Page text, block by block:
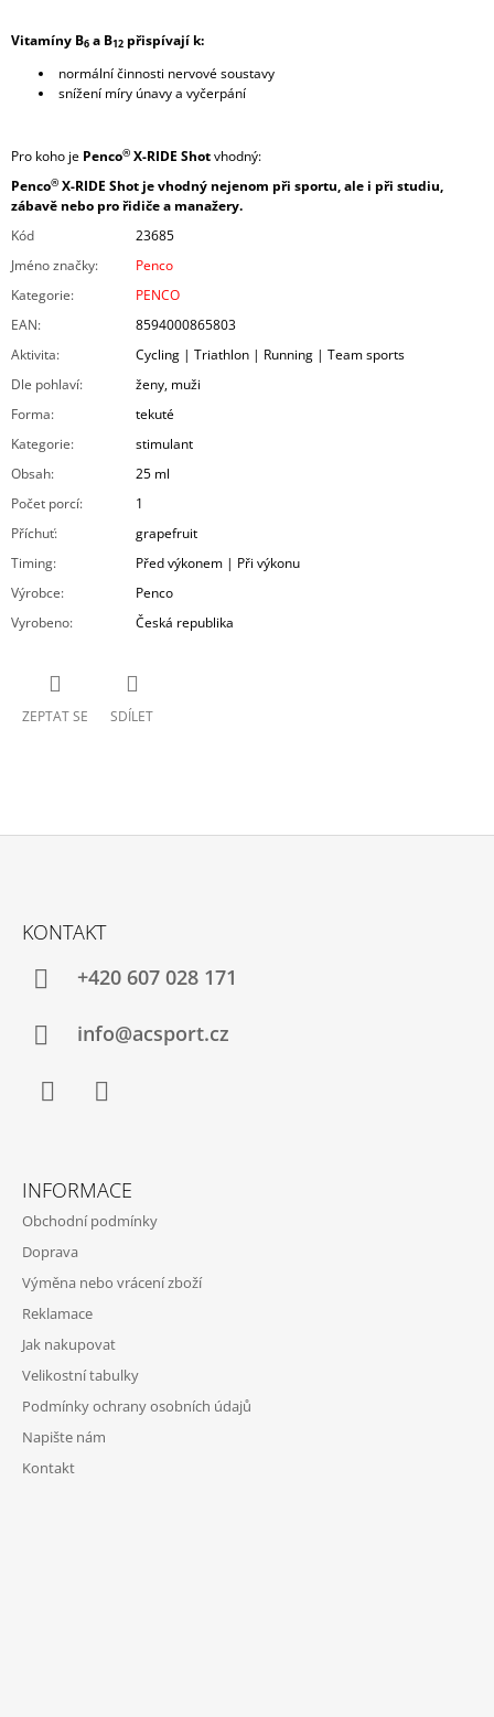
Vitamíny B6 a B12 přispívají k:
normální činnosti nervové soustavy
snížení míry únavy a vyčerpání
Pro koho je Penco® X-RIDE Shotvhodný:
Penco® X-RIDE Shot je vhodný nejenom při sportu, ale i při studiu,
zábavě nebo pro řidiče a manažery.
Kód
23685
Jméno značky:
Penco
Kategorie:
PENCO
EAN:
8594000865803
Aktivita:
Cycling | Triathlon | Running | Team sports
Dle pohlaví:
ženy, muži
Forma:
tekuté
Kategorie:
stimulant
Obsah:
25 ml
Počet porcí:
1
Příchuť:
grapefruit
Timing:
Před výkonem | Při výkonu
Výrobce:
Penco
Vyrobeno: Česká republika
ZEPTAT SE SDÍLET
KONTAKT
+420 607 028 171
info@acsport.cz
INFORMACE
Obchodní podmínky
Doprava
Výměna nebo vrácení zboží
Reklamace
Jak nakupovat
Velikostní tabulky
Podmínky ochrany osobních údajů
Napište nám
Kontakt